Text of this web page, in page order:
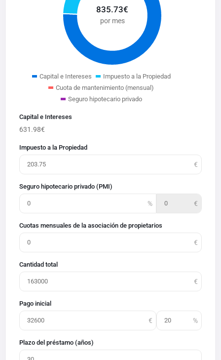
835.73€
por mes
Capital e Intereses
Impuesto a la Propiedad
Cuota de mantenimiento (mensual)
Seguro hipotecario privado
Capital e Intereses
631.98€
Impuesto a la Propiedad
Seguro hipotecario privado (PMI)
Cuotas mensuales de la asociación de propietarios
Cantidad total
Pago inicial
Plazo del préstamo (años)